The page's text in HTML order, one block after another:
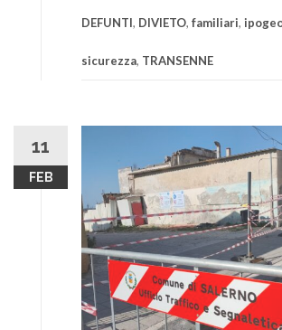
DEFUNTI, DIVIETO, familiari,
sicurezza, TRANSENNE
11
FEB